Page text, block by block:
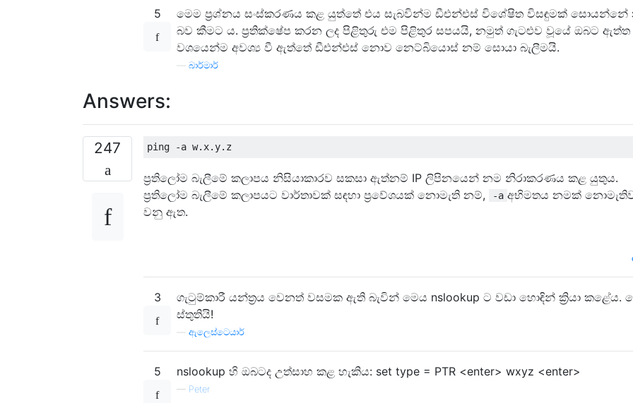
5
මෙම ප්‍රශ්නය සංස්කරණය කළ යුත්තේ එය සැබවින්ම ඩීඑන්එස් විශේෂිත විසඳුමක් සොයන්නේ
බව කීමට ය. ප්‍රතික්ෂේප කරන ලද පිළිතුරු එම පිළිතුර සපයයි, නමුත් ගැටළුව වූයේ ඔබට ඇත්ත
වශයෙන්ම අවශ්‍ය වී ඇත්තේ ඩීඑන්එස් නොව නෙට්බියොස් නම් සොයා බැලීමයි.
බාර්මාර්
Answers:
247
ප්‍රතිලෝම බැලීමේ කලාපය නිසියාකාරව සකසා ඇත්නම් IP ලිපිනයෙන් නම නිරාකරණය කළ යුතුය.
ප්‍රතිලෝම බැලීමේ කලාපයට වාර්තාවක් සඳහා ප්‍රවේශයක් නොමැති නම්,
-a අභිමතය නමක් නොමැතිව
වනු ඇත.
3
ගැටුම්කාරී යන්ත්‍රය වෙනත් වසමක ඇති බැවින් මෙය nslookup ට වඩා හොඳින් ක්‍රියා කළේය.
ස්තුතියි!
ඇලෙස්ටෙයාර්
5 nslookup හි ඔබටද උත්සාහ කළ හැකිය: set type = PTR <enter> wxyz <enter>
— Peter